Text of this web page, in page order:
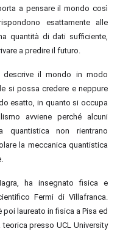
a pensare il mondo così
esattamente alle
quantità di dati sufficiente,
a predire il futuro.
descriveil mondo in modo
si possa credere e neppure
esatto, in quanto si occupa
avviene perché alcuni
quantistica non rientrano
la meccanica quantistica
ha insegnato fisica e
Fermi di Villafranca.
poi laureato in fisica a Pisa ed
presso UCL University